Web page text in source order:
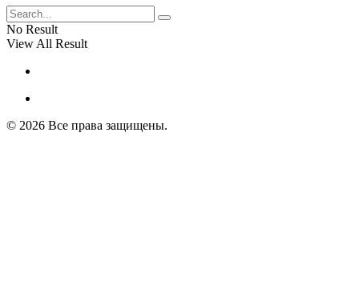
No Result
View All Result
© 2026 Все права защищены.